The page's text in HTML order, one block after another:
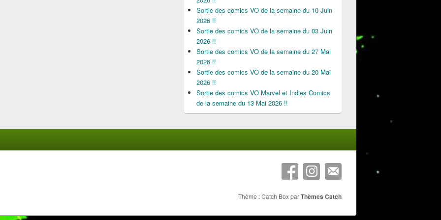
Sortie des comics VO de la semaine du 10 Juin
2026 !!
Sortie des comics VO de la semaine du 03 Juin
2026 !!
Sortie des comics VO de la semaine du 27 Mai
2026 !!
Sortie des comics VO de la semaine du 20 Mai
2026 !!
Sortie des comics VO Marvel et Indies Comics
de la semaine du 13 Mai 2026 !!
Thème : Catch Box parThèmes Catch